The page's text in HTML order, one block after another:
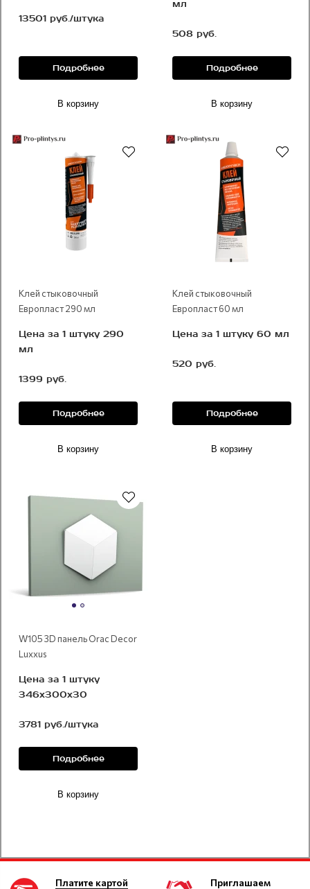
13501 руб./штука
Подробнее
В корзину
мл
508 руб.
Подробнее
В корзину
Клей стыковочный
Европласт 290 мл
Цена за 1 штуку 290
мл
1399 руб.
Подробнее
В корзину
Клей стыковочный
Европласт 60 мл
Цена за 1 штуку 60 мл
520 руб.
Подробнее
В корзину
W105 3D панель Orac Decor
Luxxus
Цена за 1 штуку
346x300x30
3781 руб./штука
Подробнее
В корзину
Платите картой
Приглашаем